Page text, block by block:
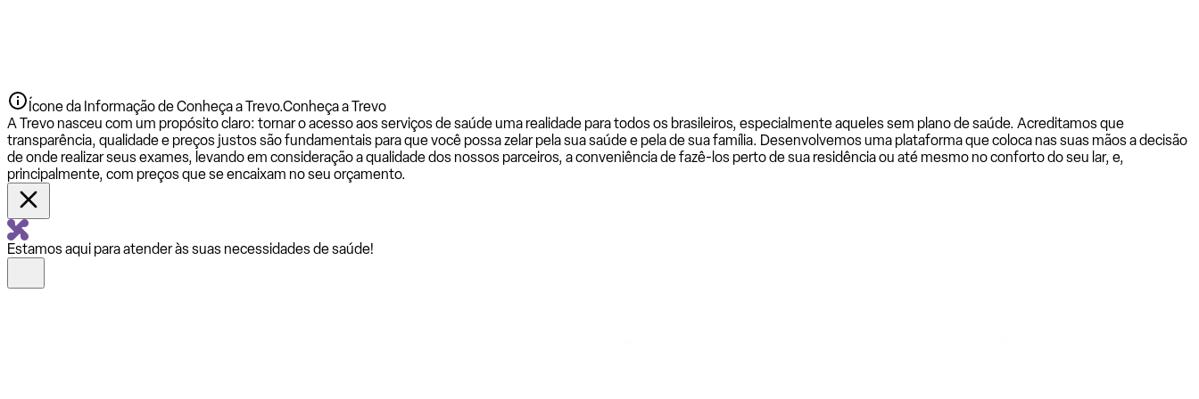
Ícone da Informação de Conheça a Trevo.Conheça a Trevo
A Trevo nasceu com um propósito claro: tornar o acesso aos serviços de saúde uma realidade para todos os brasileiros, especialmente aqueles sem plano de saúde. Acreditamos que
transparência, qualidade e preços justos são fundamentais para que você possa zelar pela sua saúde e pela de sua família. Desenvolvemos uma plataforma que coloca nas suas mãos a decisão
de onde realizar seus exames, levando em consideração a qualidade dos nossos parceiros, a conveniência de fazê-los perto de sua residência ou até mesmo no conforto do seu lar, e,
principalmente, com preços que se encaixam no seu orçamento.
Estamos aqui para atender às suas necessidades de saúde!